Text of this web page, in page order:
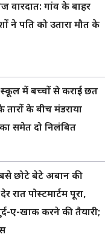
वारदात: गांव के बाहर
ने पति को उतारा मौत के
में बच्चों से कराई छत
के बीच मंडराया
समेत दो निलंबित
छोटे बेटे अबान की
रात पोस्टमार्टम पूरा,
ए-खाक करने की तैयारी;